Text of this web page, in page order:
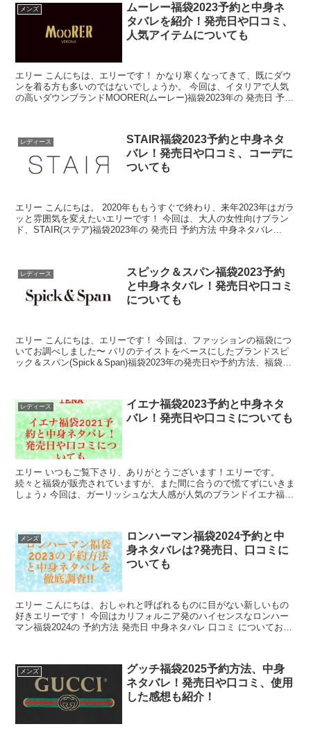
メンズ
ムーレー福袋2023予約と中身ネ
タバレを紹介！発売日や口コミ、
人気アイテムについても
エリー こんにちは、エリーです！ かなり寒くなってきて、既にダウ
ンを着る方も多いのではないでしょうか。 今回は、イタリアで人気
の高いダウンブランドMOORER(ムーレー)福袋2023年の 発売日 予約
レディース
STAIR福袋2023予約と中身ネタ
バレ！発売日や口コミ、コーデに
ついても
エリー こんにちは。 2020年ももうすぐで終わり、来年2023年はガラ
ッと雰囲気を変えたいエリーです！ 今回は、大人の女性向けブラン
ド、STAIR(ステア)福袋2023年の 発売日 予約方法 中身ネタバレ...
レディース
スピック＆スパン福袋2023予約
と中身ネタバレ！発売日や口コミ
についても
エリー こんにちは、エリーです！ 今回は、ファッションの福袋につ
いてお調べしました〜 パリのテイストをベースにしたブランドスピ
ック＆スパン(Spick＆Span)福袋2023年の発売日や予約方法、福袋の
レディース
イエナ福袋2023予約と中身ネタ
バレ！発売日や口コミについても
エリー いつもご覧下さり、ありがとうございます！エリーです。
続々と福袋が販売されていますが、また間に合うので慌てずにいきま
しょう♪ 今回は、ガーリッシュな大人感が人気のブランドイエナ福袋
メンズ
ロンハーマン福袋2024予約と中
身ネタバレは?発売日、口コミに
ついても
エリー こんにちは、おしゃれと呼ばれるものに目がない新しいもの
好きエリーです！ 今回はカリフォルニア発のハイセンスなロンハー
マン福袋2024の 予約方法 発売日 中身ネタバレ 口コミ についてお知
メンズ
グッチ福袋2025予約方法、中身
ネタバレ！発売日や口コミ、使用
した感想も紹介！